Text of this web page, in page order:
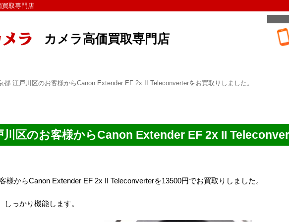
買取専門店
カメラ高価買取専門店
都 江戸川区のお客様からCanon Extender EF 2x II Teleconverterをお買取りしました。
川区のお客様からCanon Extender EF 2x II
様からCanon Extender EF 2x II Teleconverterを13500円でお買取りしました。
っかり機能します。